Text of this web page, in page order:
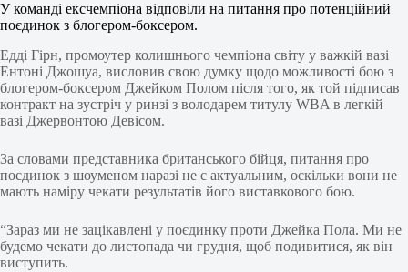
У команді ексчемпіона відповіли на питання про потенційний
поєдинок з блогером-боксером.
Едді Гірн, промоутер колишнього чемпіона світу у важкій вазі
Ентоні Джошуа, висловив свою думку щодо можливості бою з
блогером-боксером Джейком Полом після того, як той підписав
контракт на зустріч у ринзі з володарем титулу WBA в легкій
вазі Джервонтою Девісом.
За словами представника британського бійця, питання про
поєдинок з шоуменом наразі не є актуальним, оскільки вони не
мають наміру чекати результатів його виставкового бою.
“Зараз ми не зацікавлені у поєдинку проти Джейка Пола. Ми не
будемо чекати до листопада чи грудня, щоб подивитися, як він
виступить.